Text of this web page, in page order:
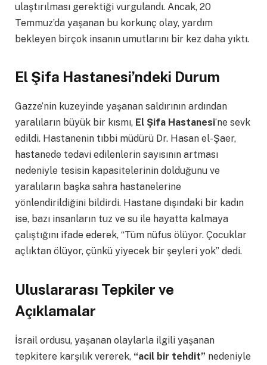
ulaştırılması gerektiği vurgulandı. Ancak, 20
Temmuz’da yaşanan bu korkunç olay, yardım
bekleyen birçok insanın umutlarını bir kez daha yıktı.
El Şifa Hastanesi’ndeki Durum
Gazze’nin kuzeyinde yaşanan saldırının ardından
yaralıların büyük bir kısmı, El Şifa Hastanesi‘ne sevk
edildi. Hastanenin tıbbi müdürü Dr. Hasan el-Şaer,
hastanede tedavi edilenlerin sayısının artması
nedeniyle tesisin kapasitelerinin dolduğunu ve
yaralıların başka sahra hastanelerine
yönlendirildiğini bildirdi. Hastane dışındaki bir kadın
ise, bazı insanların tuz ve su ile hayatta kalmaya
çalıştığını ifade ederek, “Tüm nüfus ölüyor. Çocuklar
açlıktan ölüyor, çünkü yiyecek bir şeyleri yok” dedi.
Uluslararası Tepkiler ve
Açıklamalar
İsrail ordusu, yaşanan olaylarla ilgili yaşanan
tepkitere karşılık vererek, “acil bir tehdit” nedeniyle